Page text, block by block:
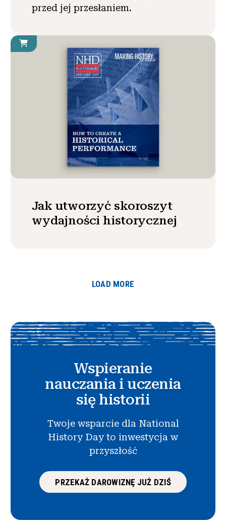
przed jej przesłaniem.
Jak utworzyć skoroszyt
wydajności historycznej
LOAD MORE
Wspieranie
nauczania i uczenia
się historii
Twoje wsparcie dla National
History Day to inwestycja w
przyszłość
PRZEKAŻ DAROWIZNĘ JUŻ DZIŚ